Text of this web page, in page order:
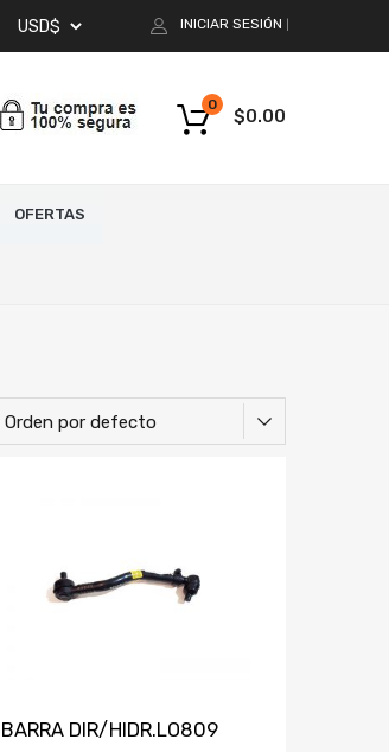
INICIAR SESIÓN
$0.00
0
OFERTAS
BARRA DIR/HIDR.LO809